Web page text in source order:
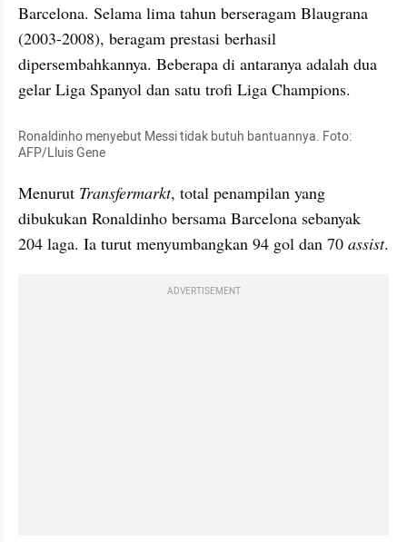
Barcelona. Selama lima tahun berseragam Blaugrana
(2003-2008), beragam prestasi berhasil
dipersembahkannya. Beberapa di antaranya adalah dua
gelar Liga Spanyol dan satu trofi Liga Champions.
Ronaldinho menyebut Messi tidak butuh bantuannya. Foto:
AFP/Lluis Gene
Menurut Transfermarkt, total penampilan yang
dibukukan Ronaldinho bersama Barcelona sebanyak
204 laga. Ia turut menyumbangkan 94 gol dan 70 assist.
ADVERTISEMENT